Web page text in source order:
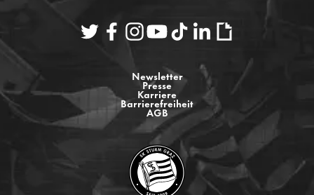
Newsletter
Presse
Karriere
Barrierefreiheit
AGB